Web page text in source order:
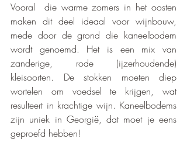
Vooral  die warme zomers in het oosten
maken dit deel ideaal voor wijnbouw,
mede door de grond die kaneelbodem
wordt genoemd. Het is een mix van
zanderige, rode (ijzerhoudende)
kleisoorten. De stokken moeten diep
wortelen om voedsel te krijgen, wat
resulteert in krachtige wijn. Kaneelbodems
zijn uniek in Georgië, dat moet je eens
geproefd hebben!